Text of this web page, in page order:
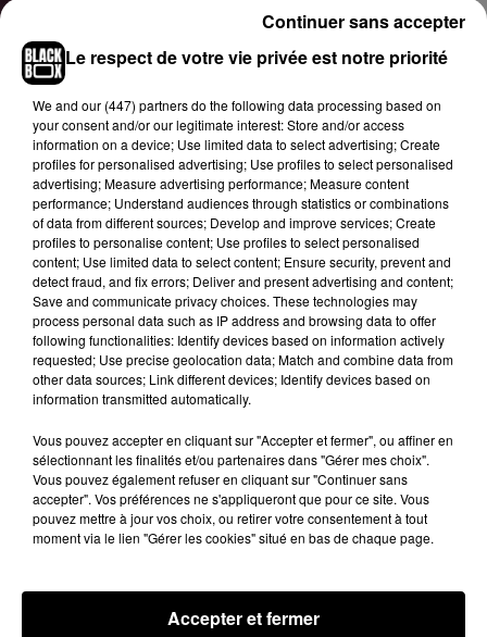
Le respect de votre vie privée est notre priorité
We and our (447) partnersdo the following data processing based on
your consent and/or our legitimate interest: Store and/or access
information on a device; Use limited data to select advertising; Create
profiles for personalised advertising; Use profiles to select personalised
advertising; Measure advertising performance; Measure content
performance; Understand audiences through statistics or combinations
of data from different sources; Develop and improve services; Create
profiles to personalise content; Use profiles to select personalised
content; Use limited data to select content; Ensure security, prevent and
detect fraud, and fix errors; Deliver and present advertising and content;
Save and communicate privacy choices. These technologies may
process personal data such as IP address and browsing data to offer
following functionalities: Identify devices based on information actively
requested; Use precise geolocation data; Match and combine data from
other data sources; Link different devices; Identify devices based on
information transmitted automatically.
Vous pouvez accepter en cliquant sur "Accepter et fermer", ou affiner en
sélectionnant les finalités et/ou partenaires dans "Gérer mes choix".
Vous pouvez également refuser en cliquant sur "Continuer sans
accepter". Vos préférences ne s'appliqueront que pour ce site. Vous
pouvez mettre à jour vos choix, ou retirer votre consentement à tout
moment via le lien "Gérer les cookies" situé en bas de chaque page.
Accepter et fermer
Continuer sans accepter